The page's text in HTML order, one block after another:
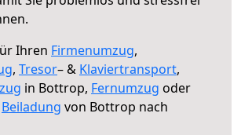
Ihren Firmenumzug,
, Tresor– & Klaviertransport,
in Bottrop, Fernumzug oder
Beiladung von Bottrop nach